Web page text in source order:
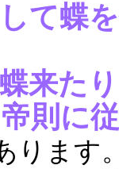
て蝶
来た
則に
ります